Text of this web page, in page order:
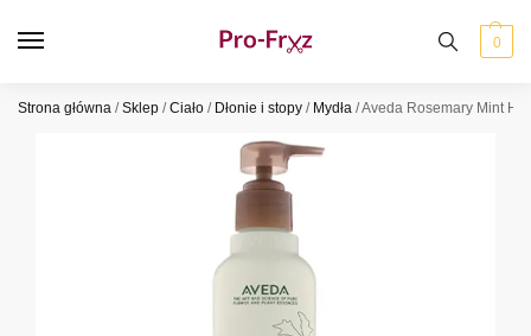
0
Strona główna /Sklep /Ciało / Dłonie i stopy / Mydła /Aveda Rosemary Mint